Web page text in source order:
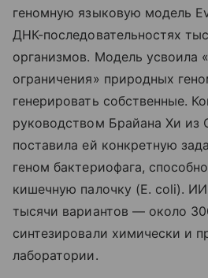
геномную языковую модель
ДНК-последовательностях
организмов. Модель усвоила
ограничения» природных
генерировать собственные.
руководством Брайана Хи из
поставила ей конкретную
геном бактериофага,
кишечную палочку (E. coli). ИИ
тысячи вариантов — около
синтезировали химически и
лаборатории.